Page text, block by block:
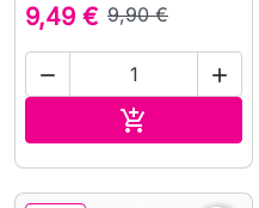
9,49 € 9,90 €
 
